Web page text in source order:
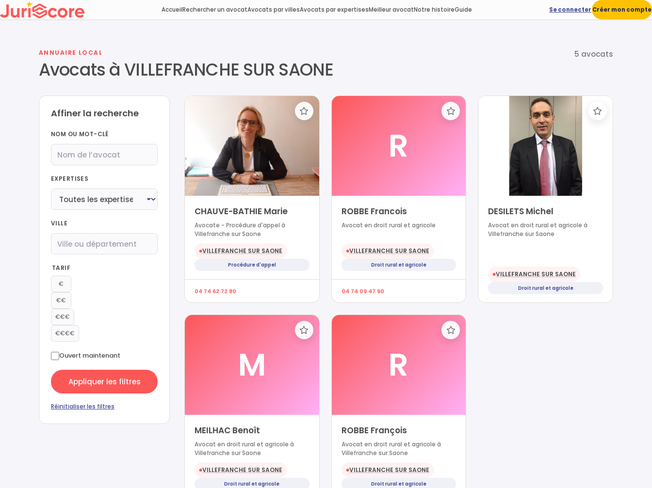
AccueilRechercher un avocatAvocats par villesAvocats par expertisesMeilleur avocatNotre histoireGuide Se connecter Créer mon compte
ANNUAIRE LOCAL
Avocats à VILLEFRANCHE SUR SAONE
5 avocats
Affiner la recherche
NOM OU MOT-CLÉ
EXPERTISES
VILLE
TARIF
€
€€
€€€
€€€€
Ouvert maintenant
Appliquer les filtres
Réinitialiser les filtres
CHAUVE-BATHIE Marie
Avocate - Procédure d'appel à
Villefranche sur Saone
●VILLEFRANCHE SUR SAONE
Procédure d'appel
04 74 62 72 80
R
ROBBE Francois
Avocat en droit rural et agricole
●VILLEFRANCHE SUR SAONE
Droit rural et agricole
04 74 09 47 90
DESILETS Michel
Avocat en droit rural et agricole à
Villefranche sur Saone
●VILLEFRANCHE SUR SAONE
Droit rural et agricole
M
MEILHAC Benoît
Avocat en droit rural et agricole à
Villefranche sur Saone
●VILLEFRANCHE SUR SAONE
Droit rural et agricole
R
ROBBE François
Avocat en droit rural et agricole à
Villefranche sur Saone
●VILLEFRANCHE SUR SAONE
Droit rural et agricole